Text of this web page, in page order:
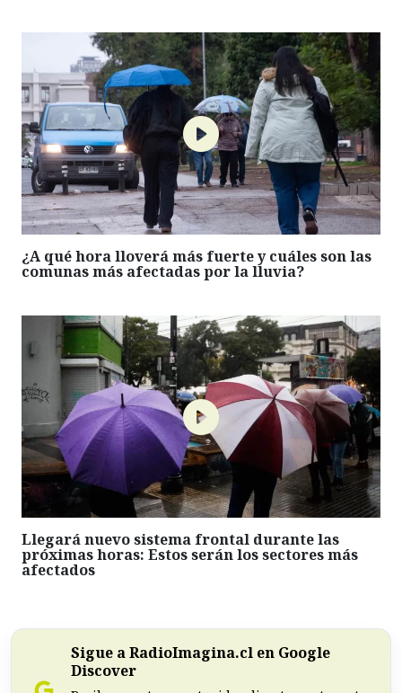
¿A qué hora lloverá más fuerte y cuáles son las
comunas más afectadas por la lluvia?
Llegará nuevo sistema frontal durante las
próximas horas: Estos serán los sectores más
afectados
Sigue a RadioImagina.cl en Google
Discover